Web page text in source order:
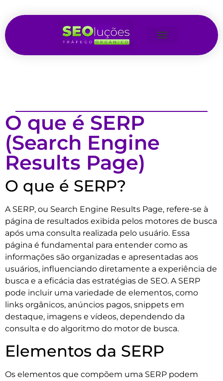
O que é SERP
(Search Engine
Results Page)
O que é SERP?
A SERP, ou Search Engine Results Page, refere-se à
página de resultados exibida pelos motores de busca
após uma consulta realizada pelo usuário. Essa
página é fundamental para entender como as
informações são organizadas e apresentadas aos
usuários, influenciando diretamente a experiência de
busca e a eficácia das estratégias de SEO. A SERP
pode incluir uma variedade de elementos, como
links orgânicos, anúncios pagos, snippets em
destaque, imagens e vídeos, dependendo da
consulta e do algoritmo do motor de busca.
Elementos da SERP
Os elementos que compõem uma SERP podem